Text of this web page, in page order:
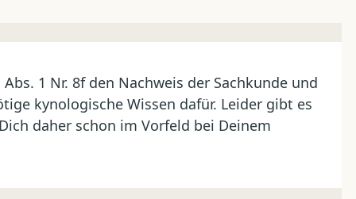
1 Nr. 8f den Nachweis der Sachkunde und
kynologische Wissen dafür. Leider gibt es
daher schon im Vorfeld bei Deinem